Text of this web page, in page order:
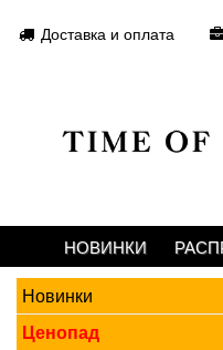
Доставка и оплата
НОВИНКИ
Новинки
Ценопад